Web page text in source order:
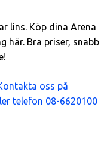
lins. Köp dina Arena
här. Bra priser, snabb
oss på
telefon 08-6620100